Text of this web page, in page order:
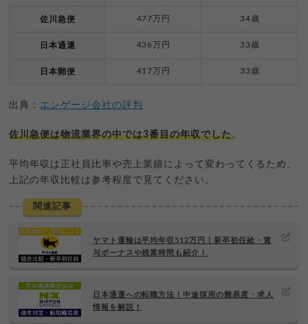
佐川急便 477万円 34歳
日本通運 436万円 33歳
日本郵便 417万円 33歳
出典： エンゲージ会社の評判
佐川急便は物流業界の中では3番目の年収でした。
平均年収は正社員比率や売上業績によって変わってくるため、
上記の年収比較は参考程度で見てください。
関連記事
ヤマト運輸は平均年収512万円｜新卒初任給・賞
与ボーナスや残業時間も紹介！
日本通運への転職方法！中途採用の難易度・求人
情報を解説！